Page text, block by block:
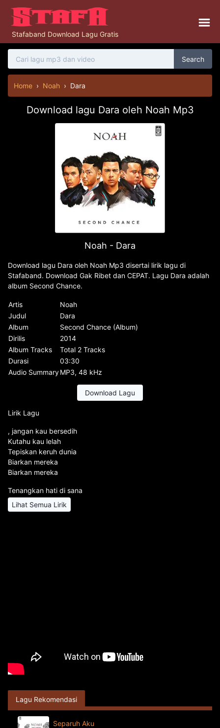
Stafaband Download Lagu Gratis
Search
Home › Noah › Dara
Download lagu Dara oleh Noah Mp3
Noah - Dara
Download lagu Dara oleh Noah Mp3 disertai lirik lagu di
Stafaband. Download Gak Ribet dan CEPAT. Lagu Dara adalah
album Second Chance.
Artis
Noah
Judul
Dara
Album
Second Chance (Album)
Dirilis
2014
Album Tracks
Total 2 Tracks
Durasi
03:30
Audio SummaryMP3, 48 kHz
Download Lagu
Lirik Lagu
, jangan kau bersedih
Kutahu kau lelah
Tepiskan keruh dunia
Biarkan mereka
Biarkan mereka
Tenangkan hati di sana
Lihat Semua Lirik
Lagu Rekomendasi
Separuh Aku